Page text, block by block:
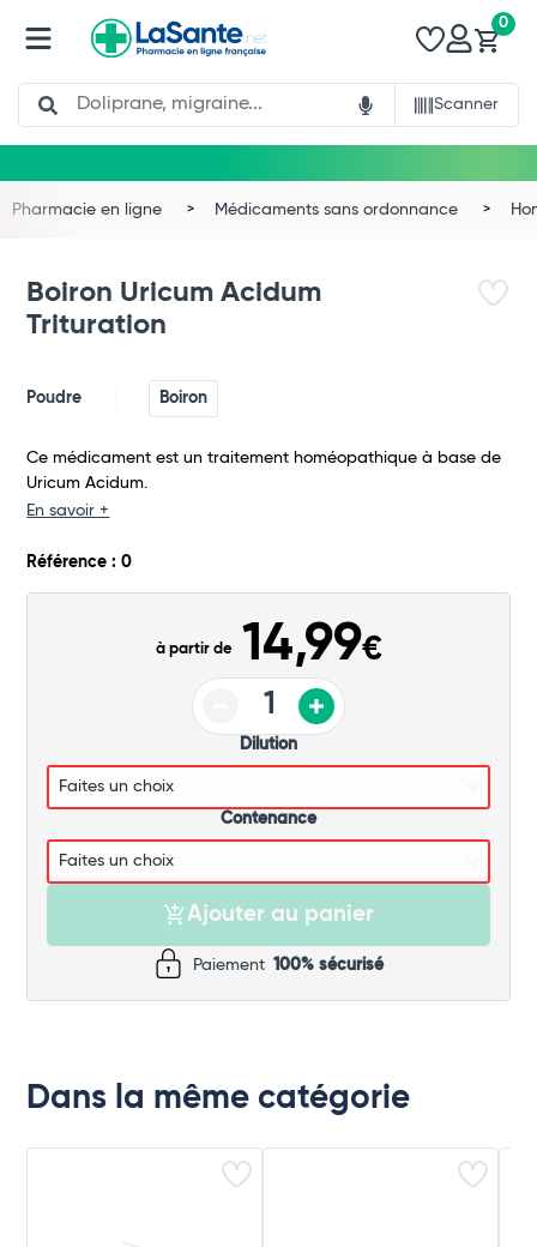
Search
Scanner
0
Total
Pharmacie en ligne Médicaments sans ordonnance
Boiron Uricum Acidum
Trituration
Poudre Boiron
Ce médicament est un traitement homéopathique à base de
Uricum Acidum.
En savoir +
Référence : 0
à partir de 14,99€
Dilution
Contenance
Ajouter au panier
Paiement 100% sécurisé
Dans la même catégorie